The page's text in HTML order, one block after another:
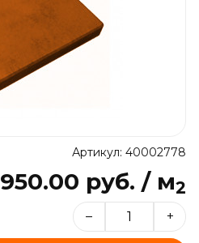
Артикул: 40002778
950.00 руб. / м2
– +